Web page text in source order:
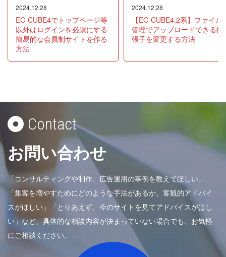
2024.12.28
EC-CUBE4でトップページ等
以外はログインを必須にする
簡易的な会員制サイトを作る
方法
2024.12.28
【EC-CUBE4.2系】ファイル
管理でアップロードできる拡
張子を変更する方法
Contact
お問い合わせ
「コンサルティングや制作、広告運用の事例を教えてほしい」
「集客を増やすためにどのような手法があるか、客観的アドバイ
スがほしい」「とりあえず、今のサイトを見てアドバイスがほし
い」など、具体的な相談内容が決まっていない場合でも、お気軽
にご相談ください。